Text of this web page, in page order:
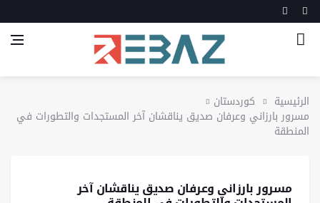
الرئيسية كوردستان
مسرور بارزاني وعرفان صديق يناقشان آخر المستجدات والتطورات في
المنطقة
مسرور بارزاني وعرفان صديق يناقشان آخر